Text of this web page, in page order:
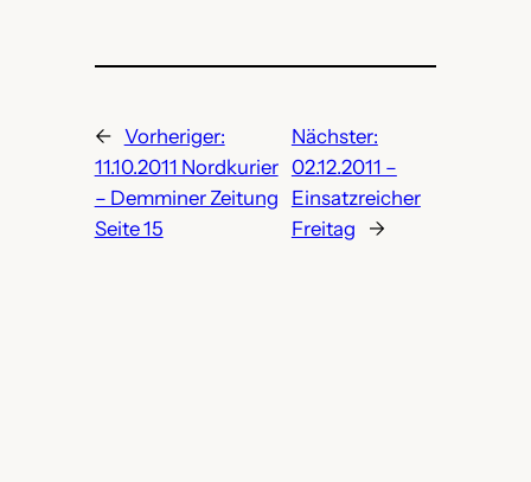
← Vorheriger:
11.10.2011 Nordkurier
– Demminer Zeitung
Seite 15
Nächster:
02.12.2011 –
Einsatzreicher
Freitag
→